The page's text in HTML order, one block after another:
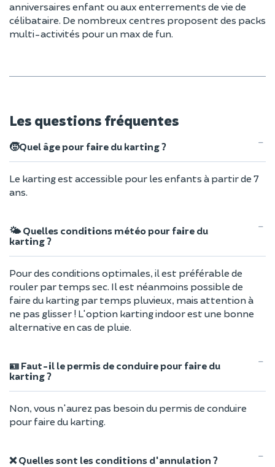
anniversaires enfant ou aux enterrements de vie de
célibataire. De nombreux centres proposent des packs
multi-activités pour un max de fun.
Les questions fréquentes
🧒Quel âge pour faire du karting ?
Le karting est accessible pour les enfants à partir de 7
ans.
🌤️ Quelles conditions météo pour faire du
karting ?
Pour des conditions optimales, il est préférable de
rouler par temps sec. Il est néanmoins possible de
faire du karting par temps pluvieux, mais attention à
ne pas glisser ! L'option karting indoor est une bonne
alternative en cas de pluie.
🪪 Faut-il le permis de conduire pour faire du
karting ?
Non, vous n'aurez pas besoin du permis de conduire
pour faire du karting.
❌ Quelles sont les conditions d'annulation ?